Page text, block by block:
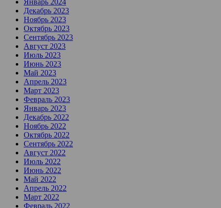
Январь 2024
Декабрь 2023
Ноябрь 2023
Октябрь 2023
Сентябрь 2023
Август 2023
Июль 2023
Июнь 2023
Май 2023
Апрель 2023
Март 2023
Февраль 2023
Январь 2023
Декабрь 2022
Ноябрь 2022
Октябрь 2022
Сентябрь 2022
Август 2022
Июль 2022
Июнь 2022
Май 2022
Апрель 2022
Март 2022
Февраль 2022